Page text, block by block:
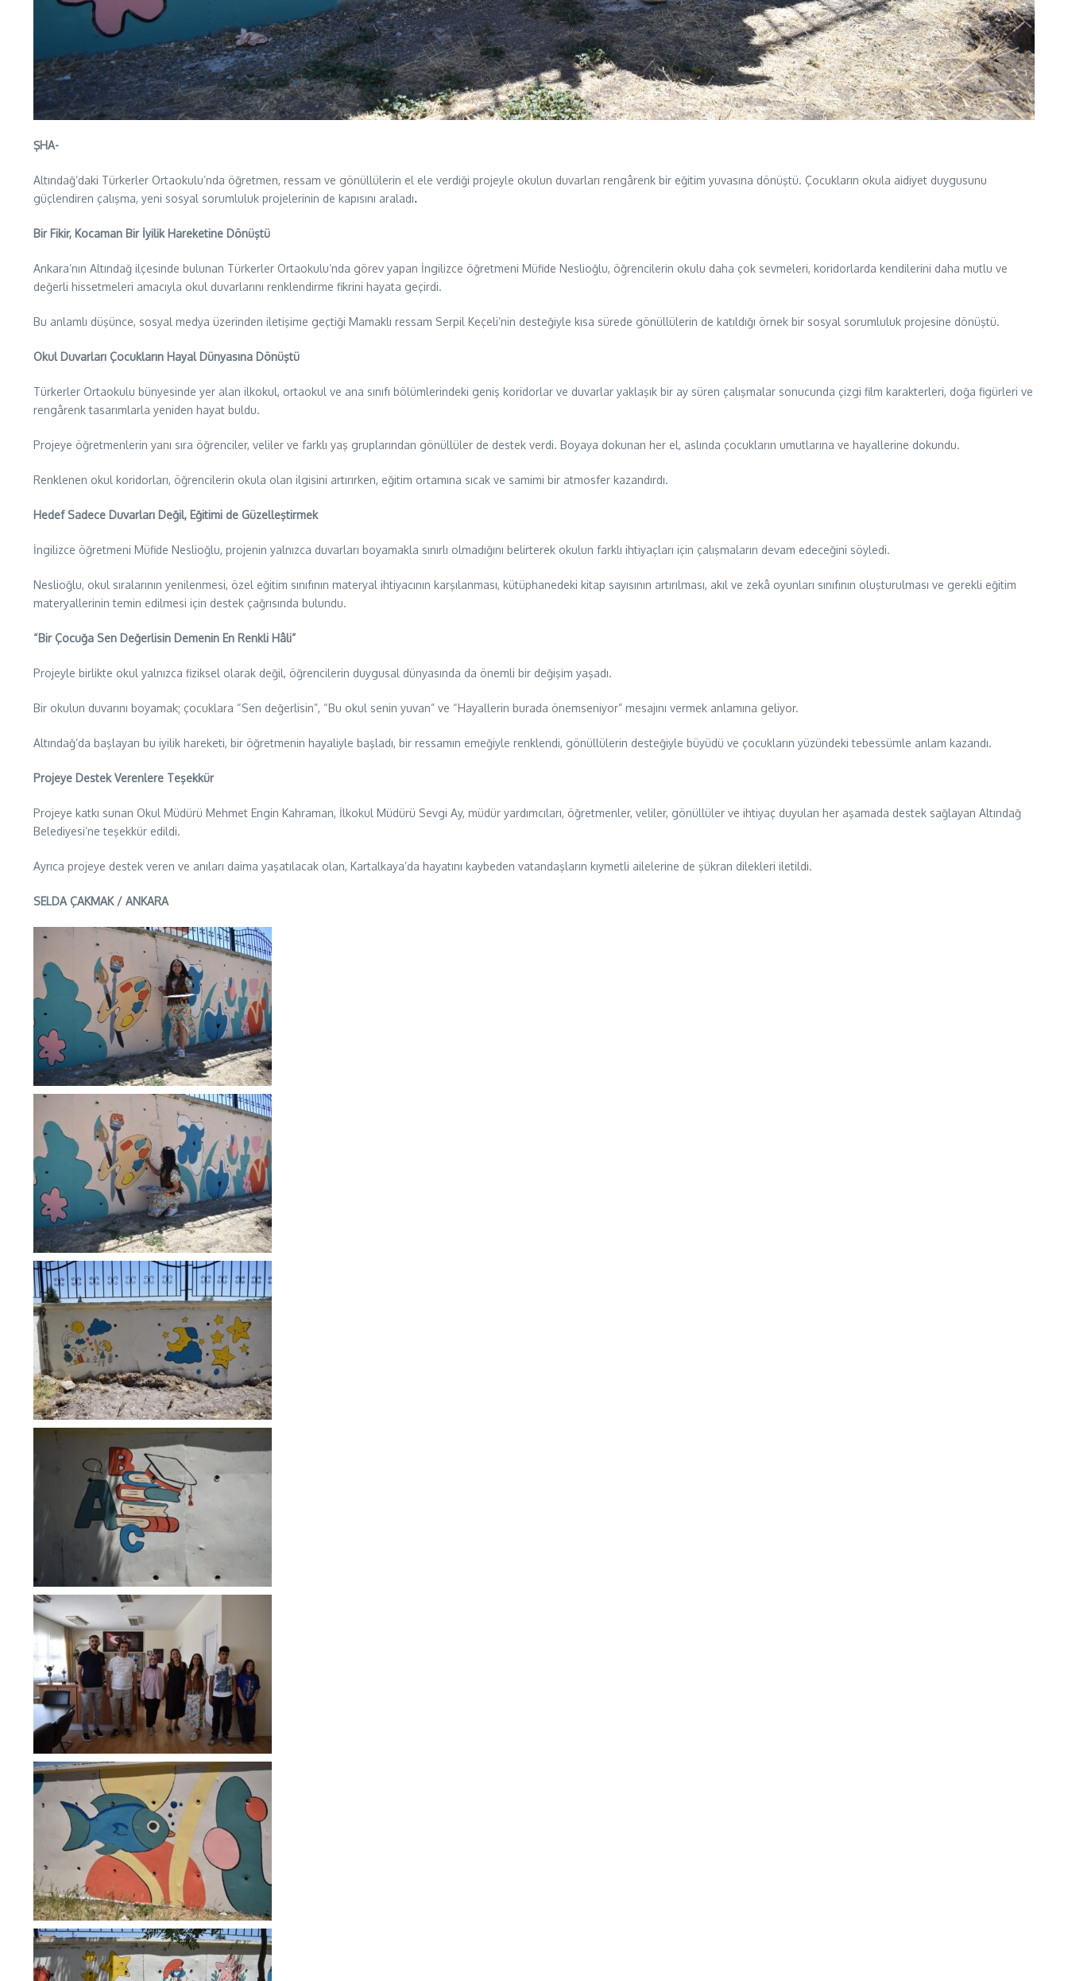
ŞHA-
Altındağ’daki Türkerler Ortaokulu’nda öğretmen, ressam ve gönüllülerin el ele verdiği projeyle okulun duvarları rengârenk bir eğitim yuvasına dönüştü. Çocukların okula aidiyet duygusunu
güçlendiren çalışma, yeni sosyal sorumluluk projelerinin de kapısını araladı.
Bir Fikir, Kocaman Bir İyilik Hareketine Dönüştü
Ankara’nın Altındağ ilçesinde bulunan Türkerler Ortaokulu’nda görev yapan İngilizce öğretmeni Müfide Neslioğlu, öğrencilerin okulu daha çok sevmeleri, koridorlarda kendilerini daha mutlu ve
değerli hissetmeleri amacıyla okul duvarlarını renklendirme fikrini hayata geçirdi.
Bu anlamlı düşünce, sosyal medya üzerinden iletişime geçtiği Mamaklı ressam Serpil Keçeli’nin desteğiyle kısa sürede gönüllülerin de katıldığı örnek bir sosyal sorumluluk projesine dönüştü.
Okul Duvarları Çocukların Hayal Dünyasına Dönüştü
Türkerler Ortaokulu bünyesinde yer alan ilkokul, ortaokul ve ana sınıfı bölümlerindeki geniş koridorlar ve duvarlar yaklaşık bir ay süren çalışmalar sonucunda çizgi film karakterleri, doğa figürleri ve
rengârenk tasarımlarla yeniden hayat buldu.
Projeye öğretmenlerin yanı sıra öğrenciler, veliler ve farklı yaş gruplarından gönüllüler de destek verdi. Boyaya dokunan her el, aslında çocukların umutlarına ve hayallerine dokundu.
Renklenen okul koridorları, öğrencilerin okula olan ilgisini artırırken, eğitim ortamına sıcak ve samimi bir atmosfer kazandırdı.
Hedef Sadece Duvarları Değil, Eğitimi de Güzelleştirmek
İngilizce öğretmeni Müfide Neslioğlu, projenin yalnızca duvarları boyamakla sınırlı olmadığını belirterek okulun farklı ihtiyaçları için çalışmaların devam edeceğini söyledi.
Neslioğlu, okul sıralarının yenilenmesi, özel eğitim sınıfının materyal ihtiyacının karşılanması, kütüphanedeki kitap sayısının artırılması, akıl ve zekâ oyunları sınıfının oluşturulması ve gerekli eğitim
materyallerinin temin edilmesi için destek çağrısında bulundu.
“Bir Çocuğa Sen Değerlisin Demenin En Renkli Hâli”
Projeyle birlikte okul yalnızca fiziksel olarak değil, öğrencilerin duygusal dünyasında da önemli bir değişim yaşadı.
Bir okulun duvarını boyamak; çocuklara “Sen değerlisin”, “Bu okul senin yuvan” ve “Hayallerin burada önemseniyor” mesajını vermek anlamına geliyor.
Altındağ’da başlayan bu iyilik hareketi, bir öğretmenin hayaliyle başladı, bir ressamın emeğiyle renklendi, gönüllülerin desteğiyle büyüdü ve çocukların yüzündeki tebessümle anlam kazandı.
Projeye Destek Verenlere Teşekkür
Projeye katkı sunan Okul Müdürü Mehmet Engin Kahraman, İlkokul Müdürü Sevgi Ay, müdür yardımcıları, öğretmenler, veliler, gönüllüler ve ihtiyaç duyulan her aşamada destek sağlayan Altındağ
Belediyesi’ne teşekkür edildi.
Ayrıca projeye destek veren ve anıları daima yaşatılacak olan, Kartalkaya’da hayatını kaybeden vatandaşların kıymetli ailelerine de şükran dilekleri iletildi.
SELDA ÇAKMAK / ANKARA